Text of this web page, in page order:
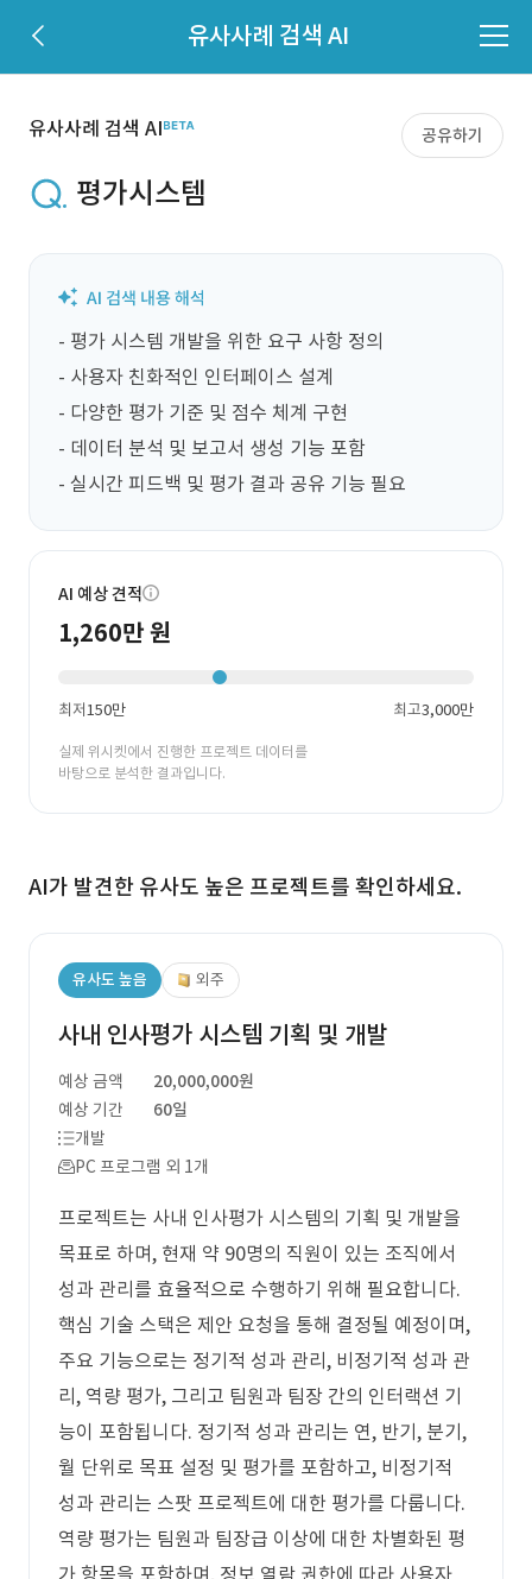
유사사례 검색 AI
유사사례 검색 AI 공유하기
평가시스템
- 평가 시스템 개발을 위한 요구 사항 정의
- 사용자 친화적인 인터페이스 설계
- 다양한 평가 기준 및 점수 체계 구현
- 데이터 분석 및 보고서 생성 기능 포함
- 실시간 피드백 및 평가 결과 공유 기능 필요
AI 예상 견적
1,260만 원
최저150만 최고3,000만
실제 위시켓에서 진행한 프로젝트 데이터를
바탕으로 분석한 결과입니다.
AI가 발견한 유사도 높은 프로젝트를 확인하세요.
유사도 높음 외주
사내 인사평가 시스템 기획 및 개발
예상 금액
20,000,000원
예상 기간
60일
개발
PC 프로그램 외 1개
프로젝트는 사내 인사평가 시스템의 기획 및 개발을
목표로 하며, 현재 약 90명의 직원이 있는 조직에서
성과 관리를 효율적으로 수행하기 위해 필요합니다.
핵심 기술 스택은 제안 요청을 통해 결정될 예정이며,
주요 기능으로는 정기적 성과 관리, 비정기적 성과 관
리, 역량 평가, 그리고 팀원과 팀장 간의 인터랙션 기
능이 포함됩니다. 정기적 성과 관리는 연, 반기, 분기,
월 단위로 목표 설정 및 평가를 포함하고, 비정기적
성과 관리는 스팟 프로젝트에 대한 평가를 다룹니다.
역량 평가는 팀원과 팀장급 이상에 대한 차별화된 평
가 항목을 포함하며, 정보 열람 권한에 따라 사용자